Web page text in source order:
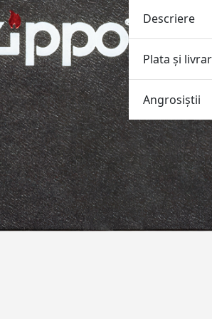
Descriere
Plata și
Angrosiştii